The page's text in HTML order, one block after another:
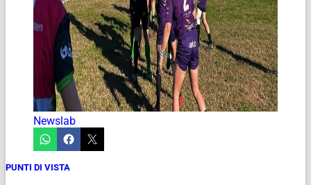
Newslab
PUNTI DI VISTA